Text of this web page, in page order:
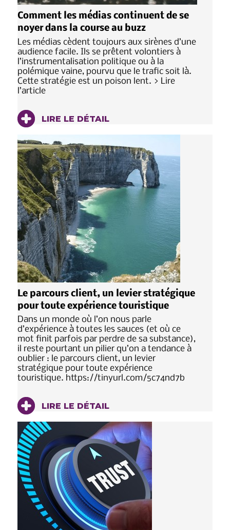
Comment les médias continuent de se
noyer dans la course au buzz
Les médias cèdent toujours aux sirènes d’une
audience facile. Ils se prêtent volontiers à
l’instrumentalisation politique ou à la
polémique vaine, pourvu que le trafic soit là.
Cette stratégie est un poison lent. > Lire
l’article
LIRE LE DÉTAIL
Le parcours client, un levier stratégique
pour toute expérience touristique
Dans un monde où l’on nous parle
d’expérience à toutes les sauces (et où ce
mot finit parfois par perdre de sa substance),
il reste pourtant un pilier qu’on a tendance à
oublier : le parcours client, un levier
stratégique pour toute expérience
touristique. https://tinyurl.com/5c74nd7b
LIRE LE DÉTAIL